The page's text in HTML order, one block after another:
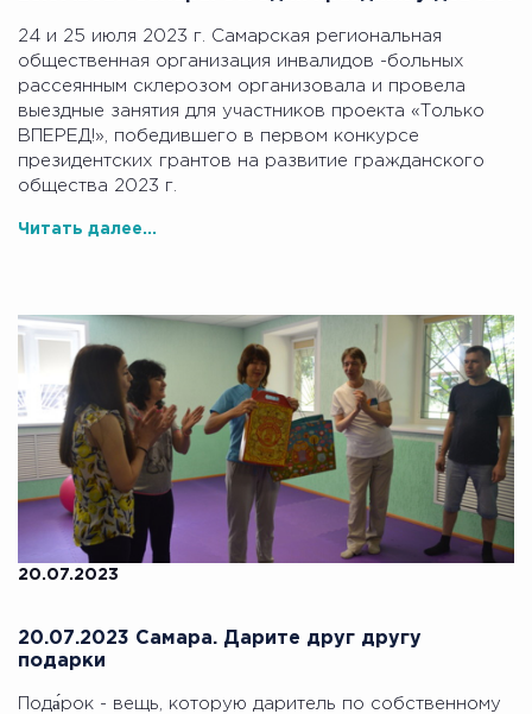
24 и 25 июля 2023 г. Самарская региональная
общественная организация инвалидов -больных
рассеянным склерозом организовала и провела
выездные занятия для участников проекта «Только
ВПЕРЕД!», победившего в первом конкурсе
президентских грантов на развитие гражданского
общества 2023 г.
Читать далее...
20.07.2023
20.07.2023 Самара. Дарите друг другу
подарки
Пода́рок - вещь, которую даритель по собственному